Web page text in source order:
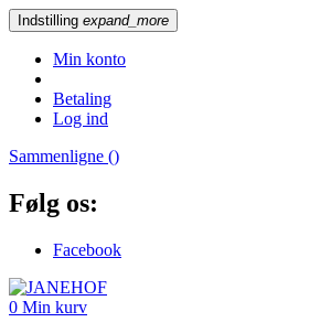
Indstilling expand_more
Min konto
Betaling
Log ind
Sammenligne ()
Følg os:
Facebook
0 Min kurv